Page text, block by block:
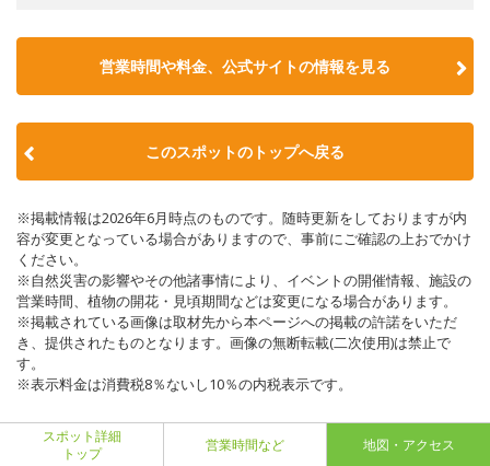
営業時間や料金、公式サイトの情報を見る
このスポットのトップへ戻る
※掲載情報は2026年6月時点のものです。随時更新をしておりますが内
容が変更となっている場合がありますので、事前にご確認の上おでかけ
ください。
※自然災害の影響やその他諸事情により、イベントの開催情報、施設の
営業時間、植物の開花・見頃期間などは変更になる場合があります。
※掲載されている画像は取材先から本ページへの掲載の許諾をいただ
き、提供されたものとなります。画像の無断転載(二次使用)は禁止で
す。
※表示料金は消費税8％ないし10％の内税表示です。
スポット詳細
トップ
営業時間など 地図・アクセス